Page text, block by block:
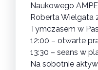
Naukowego
Roberta Wielgata
Tymczasem w
12:00 – otwarte
13:30 – seans w
Na sobotnie